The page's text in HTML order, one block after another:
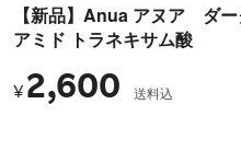
【新品】Anua アヌア ダ
アミド トラネキサム酸
¥ 2,600 送料込